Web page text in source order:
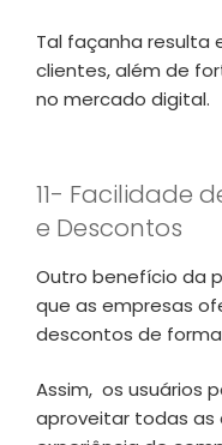
Tal façanha resulta
clientes, além de
no mercado digital.
11- Facilidade
e Descontos
Outro benefício da
que as empresas
descontos de
Assim, os usuários
aproveitar todas as